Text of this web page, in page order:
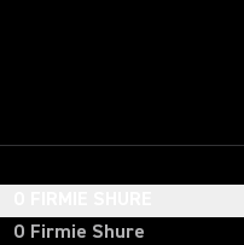
O Firmie Shure